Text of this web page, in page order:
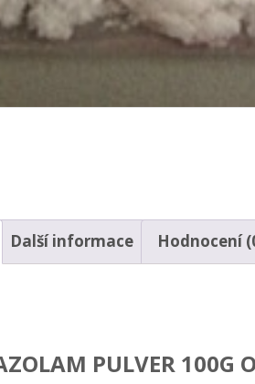
Další informace Hodnocení
PULVER 100G